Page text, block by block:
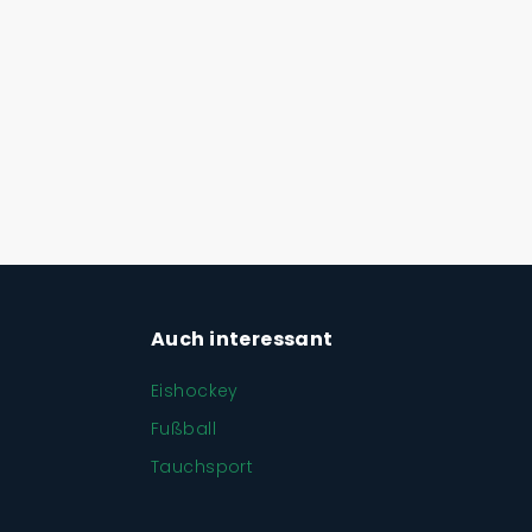
Auch interessant
Eishockey
Fußball
Tauchsport